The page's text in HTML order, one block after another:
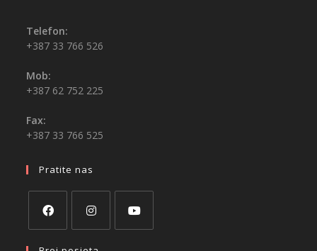
Telefon:
+387 33 766 526
Mob:
+387 62 752 225
Fax:
+387 33 766 525
Pratite nas